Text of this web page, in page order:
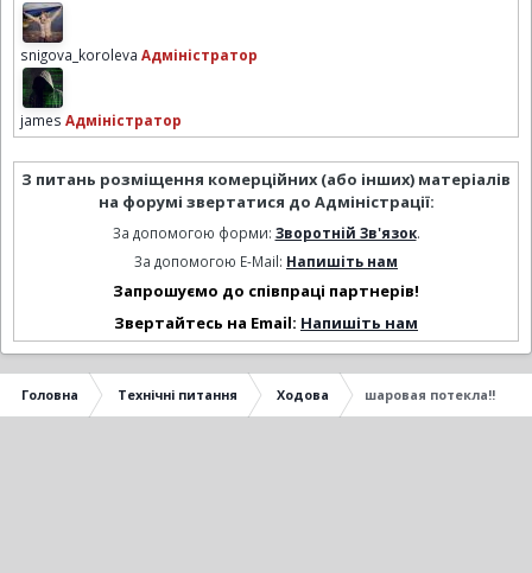
snigova_koroleva Адміністратор
james Адміністратор
З питань розміщення комерційних (або інших) матеріалів
на форумі звертатися до Адміністрації:
За допомогою форми: Зворотній Зв'язок.
За допомогою E-Mail: Напишіть нам
Запрошуємо до співпраці партнерів!
Звертайтесь на Email: Напишіть нам
Головна Технічні питання Ходова шаровая потекла!!